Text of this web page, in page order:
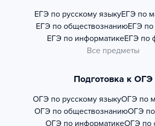
ЕГЭ по русскому языкуЕГЭ по
ЕГЭ по обществознаниюЕГЭ по
ЕГЭ по информатикеЕГЭ по
Все предметы
Подготовка к ОГЭ
ОГЭ по русскому языкуОГЭ по
ОГЭ по обществознаниюОГЭ по
ОГЭ по информатикеОГЭ по